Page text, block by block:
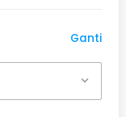
Ganti